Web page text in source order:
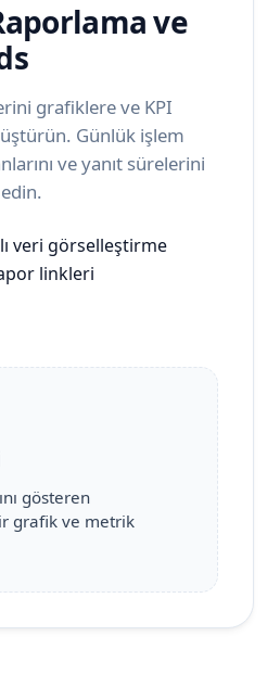
ve
grafiklere ve KPI
Günlük işlem
ve yanıt sürelerini
veri görselleştirme
linkleri
gösteren
grafik ve metrik